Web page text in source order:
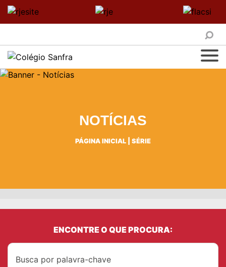
NOTÍCIAS
PÁGINA INICIAL SÉRIE
ENCONTRE O QUE PROCURA: